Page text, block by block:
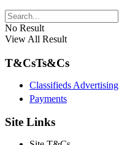
No Result
View All Result
T&CsTs&Cs
Classifieds Advertising
Payments
Site Links